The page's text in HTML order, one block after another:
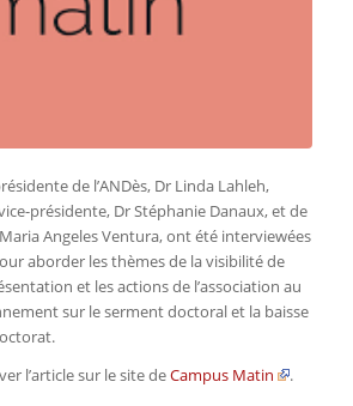
de l’ANDès, Dr Linda Lahleh,
présidente, Dr Stéphanie Danaux, et de
Angeles Ventura, ont été interviewées
aborder les thèmes de la visibilité de
et les actions de l’association au
sur le serment doctoral et la baisse
l’article sur le site deCampus Matin .